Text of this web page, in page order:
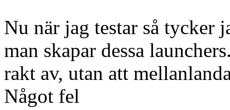
Nu när jag testar så tycker
man skapar dessa
rakt av, utan att
Något fel